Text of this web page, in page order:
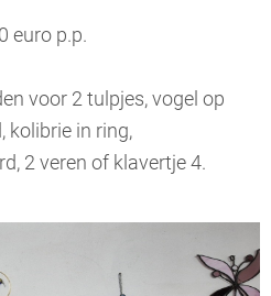
euro p.p.
voor 2 tulpjes, vogel op
kolibrie in ring,
2 veren of klavertje 4.